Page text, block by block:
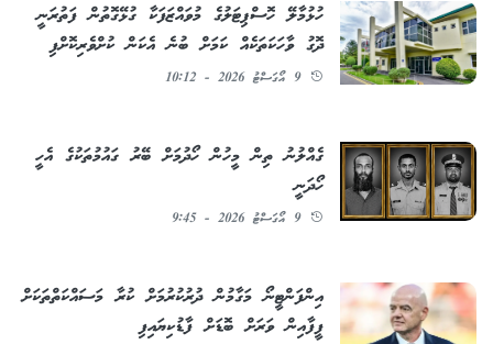
ހުޅުމާލޭ ހޮސްޕިޓަލުގެ މުވައްޒަފަކާ ގުޅޭގޮތުން ފަތުރަނީ
ދޮގު ވާހަކަތަކެއް ކަމަށް ބުނެ އެކަން ކުށްވެރިކޮށްފި
9 އޯގަސްޓު 2026 - 10:12
ގެއްލުނު ތިން މީހުން ހޯދުމަށް ބޭރު ގައުމުތަކުގެ އެހީ
ހޯދަނީ
9 އޯގަސްޓު 2026 - 9:45
އިންފަންޓީނޯ މަގާމުން ދުރުކުރުމަށް ކުރާ މަސައްކަތްތަކަށް
ފީފާއިން ވަރަށް ބޮޑަށް ފާޑުކިޔައިފި